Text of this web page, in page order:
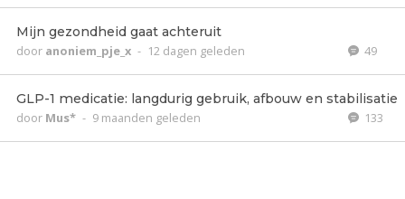
Mijn gezondheid gaat achteruit
door anoniem_pje_x - 12 dagen geleden 49
GLP-1 medicatie: langdurig gebruik, afbouw en stabilisatie
door Mus* - 9 maanden geleden 133